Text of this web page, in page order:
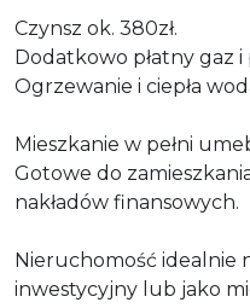
Czynsz ok. 380zł.
Dodatkowo płatny gaz i
Ogrzewanie i ciepła
Mieszkanie w pełni
Gotowe do
nakładów finansowych.
Nieruchomość idealnie
inwestycyjny lub jako